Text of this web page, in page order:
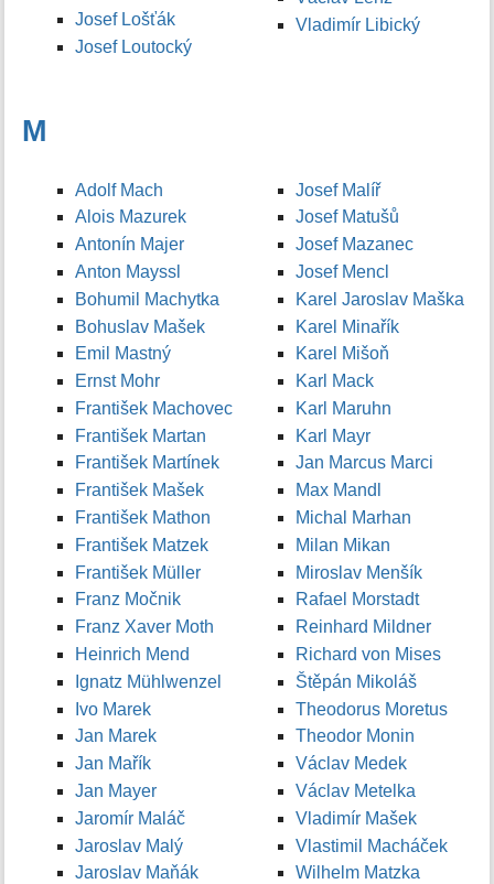
Josef Lošťák
Josef Loutocký
Vladimír Libický
M
Adolf Mach
Alois Mazurek
Antonín Majer
Anton Mayssl
Bohumil Machytka
Bohuslav Mašek
Emil Mastný
Ernst Mohr
František Machovec
František Martan
František Martínek
František Mašek
František Mathon
František Matzek
František Müller
Franz Močnik
Franz Xaver Moth
Heinrich Mend
Ignatz Mühlwenzel
Ivo Marek
Jan Marek
Jan Mařík
Jan Mayer
Jaromír Maláč
Jaroslav Malý
Jaroslav Maňák
Josef Malíř
Josef Matušů
Josef Mazanec
Josef Mencl
Karel Jaroslav Maška
Karel Minařík
Karel Mišoň
Karl Mack
Karl Maruhn
Karl Mayr
Jan Marcus Marci
Max Mandl
Michal Marhan
Milan Mikan
Miroslav Menšík
Rafael Morstadt
Reinhard Mildner
Richard von Mises
Štěpán Mikoláš
Theodorus Moretus
Theodor Monin
Václav Medek
Václav Metelka
Vladimír Mašek
Vlastimil Macháček
Wilhelm Matzka